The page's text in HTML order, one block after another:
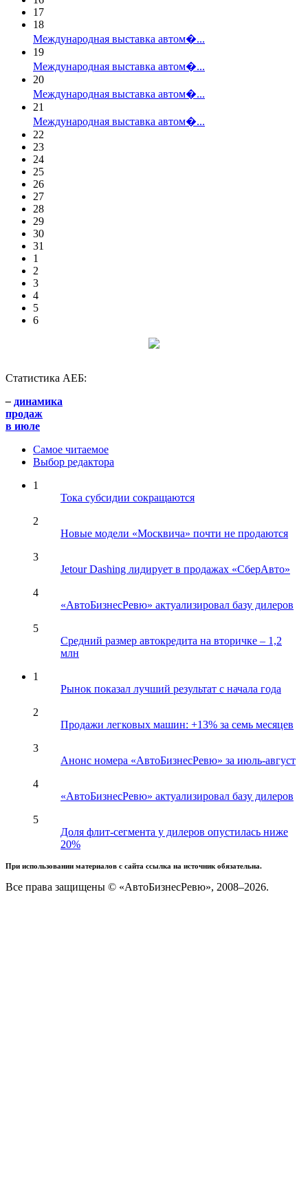
17
18
Международная выставка автом�...
19
Международная выставка автом�...
20
Международная выставка автом�...
21
Международная выставка автом�...
22
23
24
25
26
27
28
29
30
31
1
2
3
4
5
6
Статистика АЕБ:
– динамика
продаж
в июле
Самое читаемое
Выбор редактора
1
Тока субсидии сокращаются
2
Новые модели «Москвича» почти не продаются
3
Jetour Dashing лидирует в продажах «СберАвто»
4
«АвтоБизнесРевю» актуализировал базу дилеров
5
Средний размер автокредита на вторичке – 1,2
млн
1
Рынок показал лучший результат с начала года
2
Продажи легковых машин: +13% за семь месяцев
3
Анонс номера «АвтоБизнесРевю» за июль-август
4
«АвтоБизнесРевю» актуализировал базу дилеров
5
Доля флит-сегмента у дилеров опустилась ниже
20%
При использовании материалов с сайта ссылка на источник обязательна.
Все права защищены © «АвтоБизнесРевю», 2008–2026.